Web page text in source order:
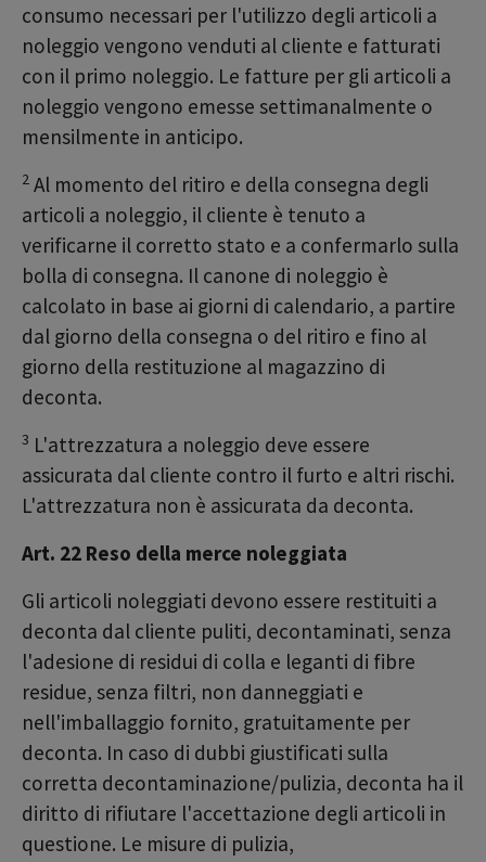
consumo necessari per l'utilizzo degli articoli a
noleggio vengono venduti al cliente e fatturati
con il primo noleggio. Le fatture per gli articoli a
noleggio vengono emesse settimanalmente o
mensilmente in anticipo.
2 Al momento del ritiro e della consegna degli
articoli a noleggio, il cliente è tenuto a
verificarne il corretto stato e a confermarlo sulla
bolla di consegna. Il canone di noleggio è
calcolato in base ai giorni di calendario, a partire
dal giorno della consegna o del ritiro e fino al
giorno della restituzione al magazzino di
deconta.
3 L'attrezzatura a noleggio deve essere
assicurata dal cliente contro il furto e altri rischi.
L'attrezzatura non è assicurata da deconta.
Art. 22 Reso della merce noleggiata
Gli articoli noleggiati devono essere restituiti a
deconta dal cliente puliti, decontaminati, senza
l'adesione di residui di colla e leganti di fibre
residue, senza filtri, non danneggiati e
nell'imballaggio fornito, gratuitamente per
deconta. In caso di dubbi giustificati sulla
corretta decontaminazione/pulizia, deconta ha il
diritto di rifiutare l'accettazione degli articoli in
questione. Le misure di pulizia,